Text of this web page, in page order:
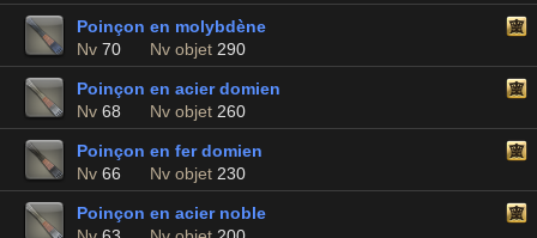
Poinçon en molybdène
Nv 70 Nv objet 290
Poinçon en acier domien
Nv 68 Nv objet 260
Poinçon en fer domien
Nv 66 Nv objet 230
Poinçon en acier noble